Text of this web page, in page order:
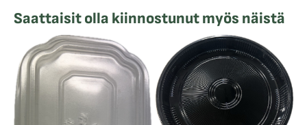
Saattaisit olla kiinnostunut myös näistä